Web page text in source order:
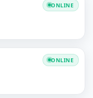
ONLINE
ONLINE